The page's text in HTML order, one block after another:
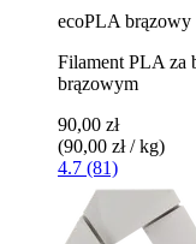
ecoPLA brązowy
Filament PLA za
brązowym
90,00 zł
(90,00 zł / kg)
4.7 (81)